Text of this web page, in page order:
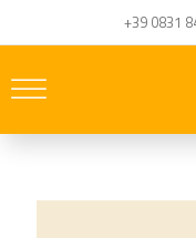
+39 0831